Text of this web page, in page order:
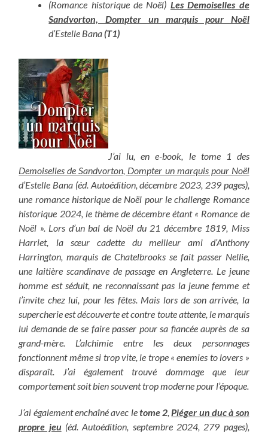
(Romance historique de Noël) Les Demoiselles de
Sandvorton, Dompter un marquis pour Noël
d’Estelle Bana(T1)
J’ai lu, en e-book, le tome 1 des
Demoiselles de Sandvorton, Dompter un marquis pour Noël
d’Estelle Bana (éd. Autoédition, décembre 2023, 239 pages),
une romance historique de Noël pour le challenge Romance
historique 2024, le thème de décembre étant « Romance de
Noël ». Lors d’un bal de Noël du 21 décembre 1819, Miss
Harriet, la sœur cadette du meilleur ami d’Anthony
Harrington, marquis de Chatelbrooks se fait passer Nellie,
une laitière scandinave de passage en Angleterre. Le jeune
homme est séduit, ne reconnaissant pas la jeune femme et
l’invite chez lui, pour les fêtes. Mais lors de son arrivée, la
supercherie est découverte et contre toute attente, le marquis
lui demande de se faire passer pour sa fiancée auprès de sa
grand-mère. L’alchimie entre les deux personnages
fonctionnent même si trop vite, le trope « enemies to lovers »
disparaît. J’ai également trouvé dommage que leur
comportement soit bien souvent trop moderne pour l’époque.
J’ai également enchaîné avec letome 2,Piéger un duc à son
propre jeu(éd. Autoédition, septembre 2024, 279 pages),